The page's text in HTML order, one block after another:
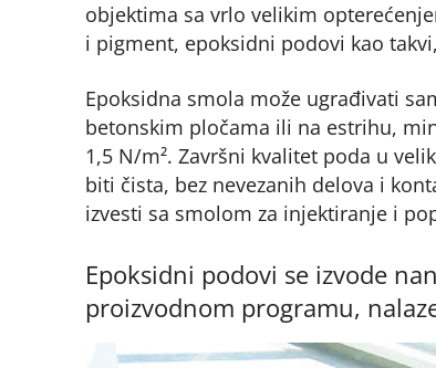
objektima sa vrlo velikim
i pigment, epoksidni podovi kao
Epoksidna smola može ugrađivati
betonskim pločama ili na estrihu,
1,5 N/m². Završni kvalitet poda u
biti čista, bez nevezanih delova i
izvesti sa smolom za injektiranje i
Epoksidni podovi se izvode
proizvodnom programu,